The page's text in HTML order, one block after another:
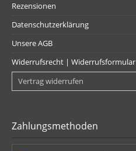
Rezensionen
Datenschutzerklärung
Unsere AGB
Widerrufsrecht | Widerrufsformular
Vertrag widerrufen
Zahlungsmethoden